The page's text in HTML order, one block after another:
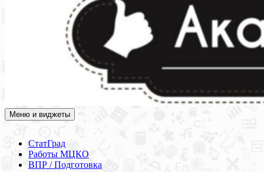
Академия СОВА
Подготовка к ЕГЭ, ОГЭ, ВПР, МЦКО, СтатГрад, КДР, ВОШ,
Меню и виджеты
СтатГрад
Работы МЦКО
ВПР / Подготовка